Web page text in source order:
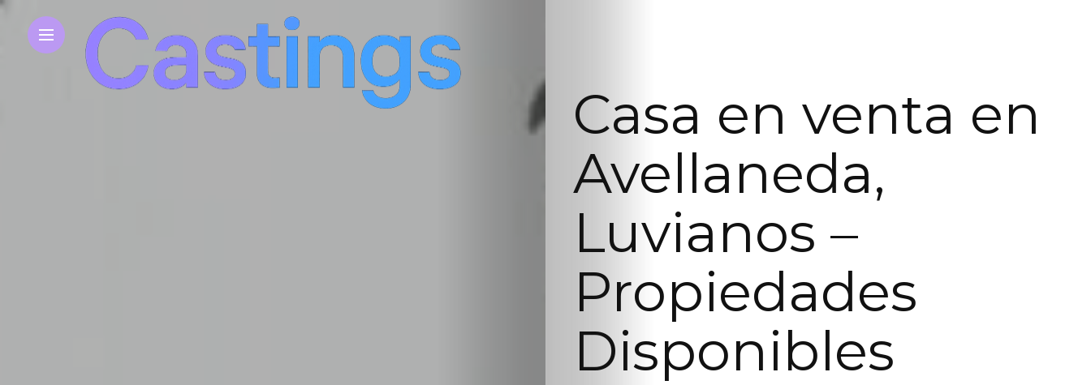
Casa en venta en
Avellaneda,
Luvianos –
Propiedades
Disponibles